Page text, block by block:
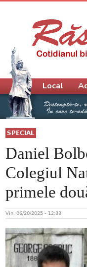
SPECIAL
Daniel
Colegiul
primele
Vin, 06/20/2025 - 12:33
Meniu principal
Local